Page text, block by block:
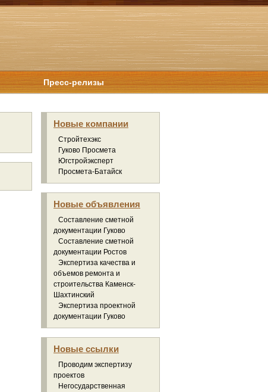
Пресс-релизы
Новые компании
Стройтехэкс
Гуково Просмета
Югстройэксперт
Просмета-Батайск
Новые объявления
Составление сметной
документации Гуково
Составление сметной
документации Ростов
Экспертиза качества и
объемов ремонта и
строительства Каменск-
Шахтинский
Экспертиза проектной
документации Гуково
Новые ссылки
Проводим экспертизу
проектов
Негосударственная